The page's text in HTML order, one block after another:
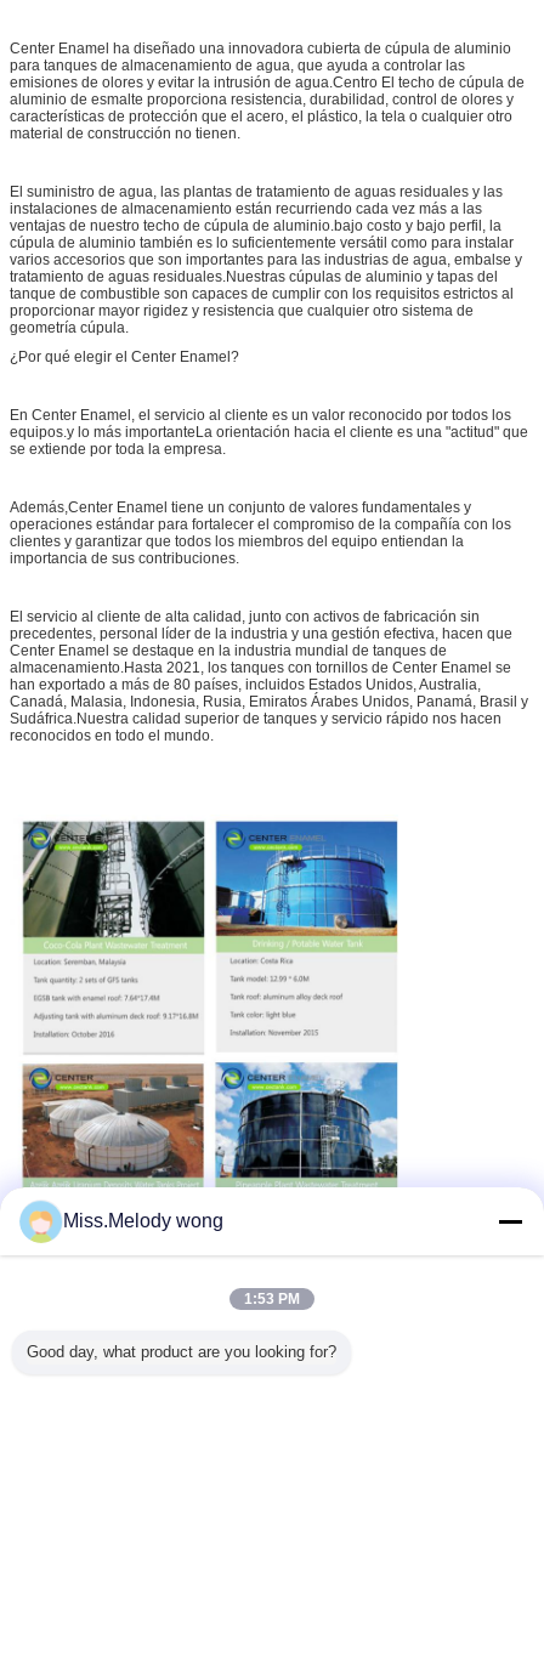
Center Enamel ha diseñado una innovadora cubierta de cúpula de aluminio
para tanques de almacenamiento de agua, que ayuda a controlar las
emisiones de olores y evitar la intrusión de agua.Centro El techo de cúpula de
aluminio de esmalte proporciona resistencia, durabilidad, control de olores y
características de protección que el acero, el plástico, la tela o cualquier otro
material de construcción no tienen.
El suministro de agua, las plantas de tratamiento de aguas residuales y las
instalaciones de almacenamiento están recurriendo cada vez más a las
ventajas de nuestro techo de cúpula de aluminio.bajo costo y bajo perfil, la
cúpula de aluminio también es lo suficientemente versátil como para instalar
varios accesorios que son importantes para las industrias de agua, embalse y
tratamiento de aguas residuales.Nuestras cúpulas de aluminio y tapas del
tanque de combustible son capaces de cumplir con los requisitos estrictos al
proporcionar mayor rigidez y resistencia que cualquier otro sistema de
geometría cúpula.
¿Por qué elegir el Center Enamel?
En Center Enamel, el servicio al cliente es un valor reconocido por todos los
equipos.y lo más importanteLa orientación hacia el cliente es una "actitud" que
se extiende por toda la empresa.
Además,Center Enamel tiene un conjunto de valores fundamentales y
operaciones estándar para fortalecer el compromiso de la compañía con los
clientes y garantizar que todos los miembros del equipo entiendan la
importancia de sus contribuciones.
El servicio al cliente de alta calidad, junto con activos de fabricación sin
precedentes, personal líder de la industria y una gestión efectiva, hacen que
Center Enamel se destaque en la industria mundial de tanques de
almacenamiento.Hasta 2021, los tanques con tornillos de Center Enamel se
han exportado a más de 80 países, incluidos Estados Unidos, Australia,
Canadá, Malasia, Indonesia, Rusia, Emiratos Árabes Unidos, Panamá, Brasil y
Sudáfrica.Nuestra calidad superior de tanques y servicio rápido nos hacen
reconocidos en todo el mundo.
Miss.Melody wong
1:53 PM
Good day, what product are you looking for?